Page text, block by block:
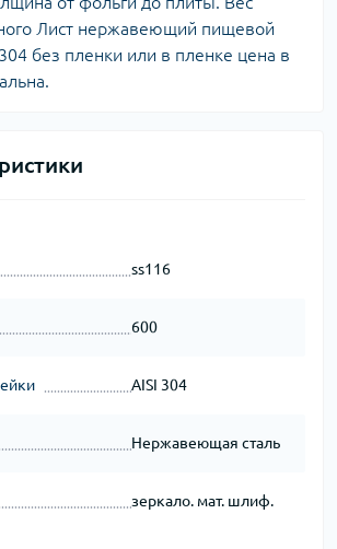
Лист нержавеющий пищевой
без пленки или в пленке цена в
ss116
600
AISI 304
Нержавеющая сталь
зеркало. мат. шлиф.